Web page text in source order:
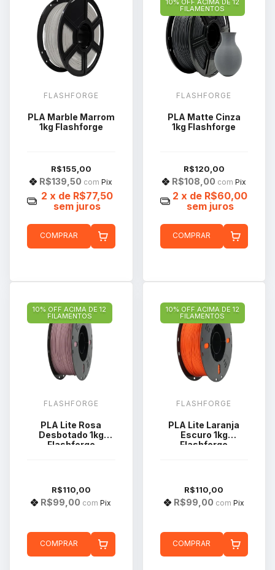
FLASHFORGE
PLA Marble Marrom
1kg Flashforge
R$155,00
R$139,50 com Pix
2 x de R$77,50
sem juros
COMPRAR
10% OFF ACIMA DE 12
FILAMENTOS
FLASHFORGE
PLA Matte Cinza
1kg Flashforge
R$120,00
R$108,00 com Pix
2 x de R$60,00
sem juros
COMPRAR
10% OFF ACIMA DE 12
FILAMENTOS
FLASHFORGE
PLA Lite Rosa
Desbotado 1kg
Flashforge
R$110,00
R$99,00 com Pix
COMPRAR
10% OFF ACIMA DE 12
FILAMENTOS
FLASHFORGE
PLA Lite Laranja
Escuro 1kg
Flashforge
R$110,00
R$99,00 com Pix
COMPRAR